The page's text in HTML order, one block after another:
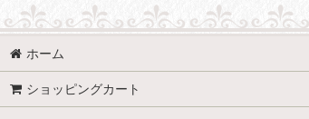
SOCCER (全商品)
小井土正亮 サッカー指導者のあり方・役割を考える
ホーム
ショッピングカート